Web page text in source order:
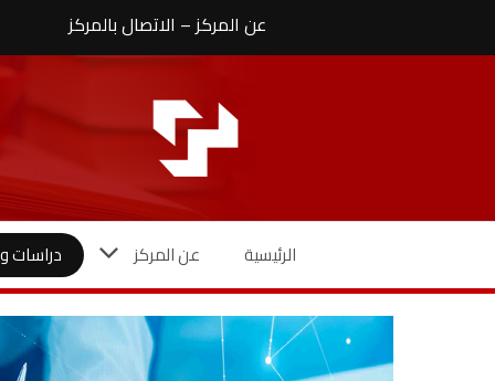
المحتوى
عن المركز– الاتصال بالمركز
الرئيسية عن المركز دراسات